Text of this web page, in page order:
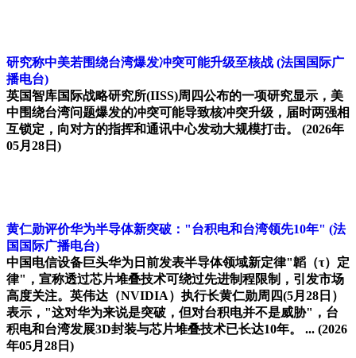
研究称中美若围绕台湾爆发冲突可能升级至核战 (法国国际广
播电台)
英国智库国际战略研究所(IISS)周四公布的一项研究显示，美
中围绕台湾问题爆发的冲突可能导致核冲突升级，届时两强相
互锁定，向对方的指挥和通讯中心发动大规模打击。 (2026年
05月28日)
黄仁勋评价华为半导体新突破："台积电和台湾领先10年" (法
国国际广播电台)
中国电信设备巨头华为日前发表半导体领域新定律"韜（τ）定
律"，宣称透过芯片堆叠技术可绕过先进制程限制，引发市场
高度关注。英伟达（NVIDIA）执行长黄仁勋周四(5月28日）
表示，"这对华为来说是突破，但对台积电并不是威胁"，台
积电和台湾发展3D封装与芯片堆叠技术已长达10年。 ... (2026
年05月28日)